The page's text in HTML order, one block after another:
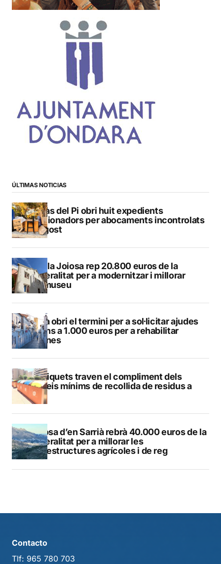
ÚLTIMAS NOTICIAS
L’Alfàs del Pi obri huit expedients
sancionadors per abocaments incontrolats
a l’agost
La Vila Joiosa rep 20.800 euros de la
Generalitat per a modernitzar i millorar
Vilamuseu
Altea obri el termini per a sol·licitar ajudes
de fins a 1.000 euros per a rehabilitar
façanes
Els piquets traven el compliment dels
serveis mínims de recollida de residus a
Calp
Callosa d’en Sarrià rebrà 40.000 euros de la
Generalitat per a millorar les
infraestructures agrícoles i de reg
Contacto
Tlf: 965 780 703